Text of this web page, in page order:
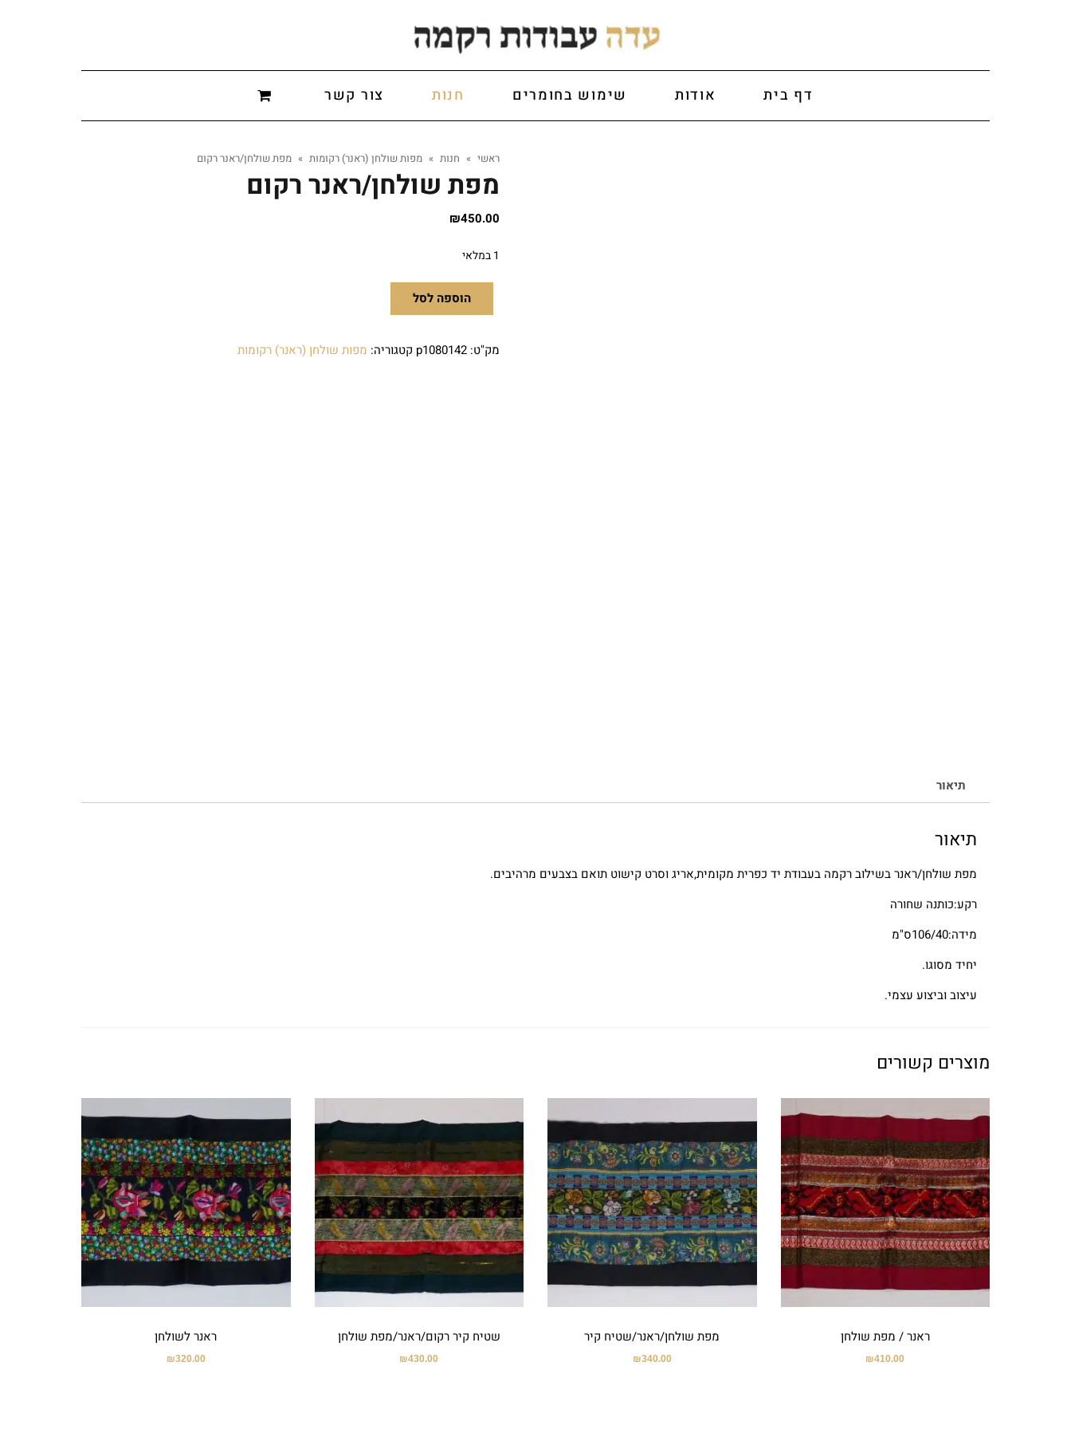
דף בית אודות שימוש בחומרים חנות צור קשר
ראשי » חנות » מפות שולחן (ראנר) רקומות » מפת שולחן/ראנר רקום
מפת שולחן/ראנר רקום
₪450.00
1 במלאי
הוספה לסל
מק"ט: p1080142 קטגוריה: מפות שולחן (ראנר) רקומות
תיאור
תיאור
מפת שולחן/ראנר בשילוב רקמה בעבודת יד כפרית מקומית,אריג וסרט קישוט תואם בצבעים מרהיבים.
רקע:כותנה שחורה
מידה:106/40ס"מ
יחיד מסוגו.
עיצוב וביצוע עצמי.
מוצרים קשורים
ראנר / מפת שולחן
₪410.00
מפת שולחן/ראנר/שטיח קיר
₪340.00
שטיח קיר רקום/ראנר/מפת שולחן
₪430.00
ראנר לשולחן
₪320.00